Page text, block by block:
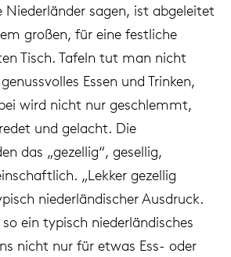
Niederländer sagen, ist abgeleitet
großen, für eine festliche
Tisch. Tafeln tut man nicht
Essen und Trinken,
wird nicht nur geschlemmt,
und gelacht. Die
das „gezellig“, gesellig,
„Lekker gezellig
niederländischer Ausdruck.
ein typisch niederländisches
nicht nur für etwas Ess- oder